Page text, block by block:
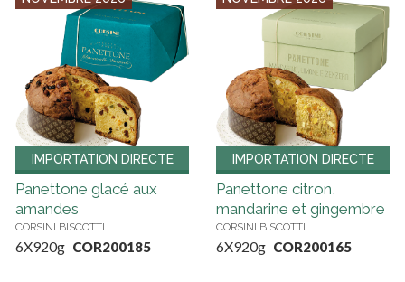
IMPORTATION DIRECTE
Panettone glacé aux
amandes
CORSINI BISCOTTI
6X920g COR200185
IMPORTATION DIRECTE
Panettone citron,
mandarine et gingembre
CORSINI BISCOTTI
6X920g COR200165